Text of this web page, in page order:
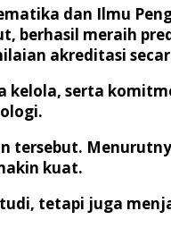
dan Ilmu
berhasil meraih
akreditasi
serta
tersebut.
kuat.
tetapi juga